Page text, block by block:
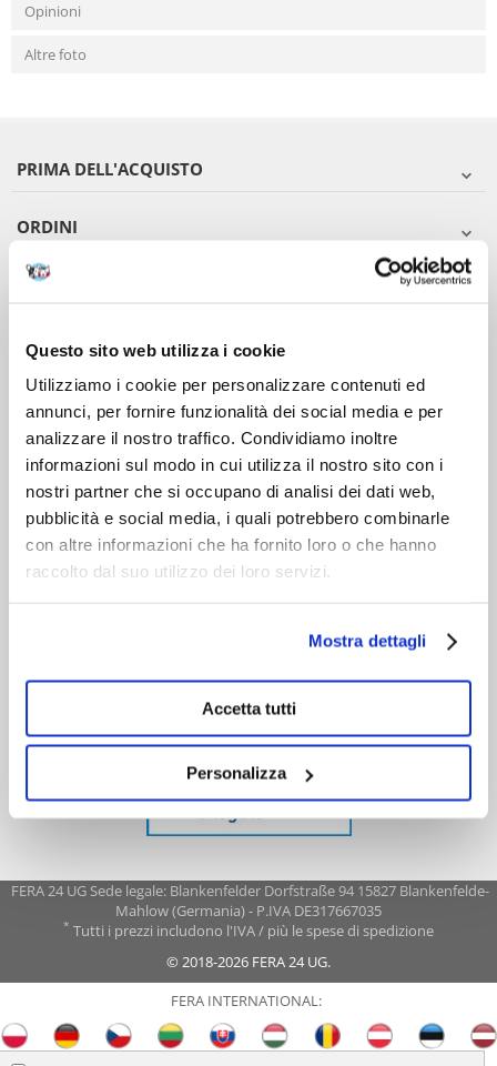
Questo sito web utilizza i cookie
Utilizziamo i cookie per personalizzare contenuti ed
annunci, per fornire funzionalità dei social media e per
analizzare il nostro traffico. Condividiamo inoltre
informazioni sul modo in cui utilizza il nostro sito con i
nostri partner che si occupano di analisi dei dati web,
pubblicità e social media, i quali potrebbero combinarle
con altre informazioni che ha fornito loro o che hanno
raccolto dal suo utilizzo dei loro servizi.
Mostra dettagli
Accetta tutti
Personalizza
Opinioni
Altre foto
PRIMA DELL'ACQUISTO
ORDINI
DOPO L'ACQUISTO
VIENI A CONOSCERCI
FERA 24 UG Sede legale: Blankenfelder Dorfstraße 94 15827 Blankenfelde-
Mahlow (Germania) - P.IVA DE317667035
* Tutti i prezzi includono l'IVA / più le spese di spedizione
© 2018-2026 FERA 24 UG.
FERA INTERNATIONAL: